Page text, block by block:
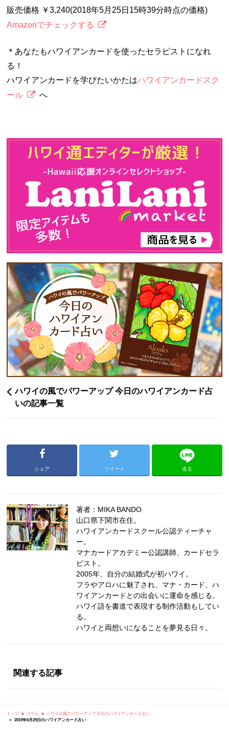
販売価格 ￥3,240(2018年5月25日15時39分時点の価格)
Amazonでチェックする
＊あなたもハワイアンカードを使ったセラピストになれ
る！
ハワイアンカードを学びたいかたはハワイアンカードスク
ール
へ
ハワイの風でパワーアップ 今日のハワイアンカード占
いの記事一覧
シェア ツイート 送る
著者：MIKA BANDO
山口県下関市在住。
ハワイアンカードスクール公認ティーチャ
ー。
マナカードアカデミー公認講師、カードセラ
ピスト。
2005年、自分の結婚式が初ハワイ。
フラやアロハに魅了され、マナ・カード、ハ
ワイアンカードとの出会いに運命を感じる。
ハワイ語を書道で表現する制作活動もしてい
る。
ハワイと両想いになることを夢見る日々。
関連する記事
トップ コラム
ハワイの風でパワーアップ 今日のハワイアンカード占い
2019年6月29日のハワイアンカード占い